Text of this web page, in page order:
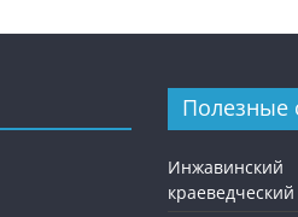
Полезные
Инжавинский